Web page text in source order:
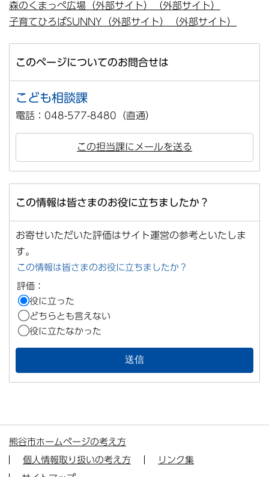
森のくまっぺ広場（外部サイト）（外部サイト）
子育てひろばSUNNY（外部サイト）（外部サイト）
このページについてのお問合せは
こども相談課
電話：048-577-8480（直通）
この担当課にメールを送る
この情報は皆さまのお役に立ちましたか？
お寄せいただいた評価はサイト運営の参考といたしま
す。
この情報は皆さまのお役に立ちましたか？
評価：
役に立った
どちらとも言えない
役に立たなかった
熊谷市ホームページの考え方
個人情報取り扱いの考え方
リンク集